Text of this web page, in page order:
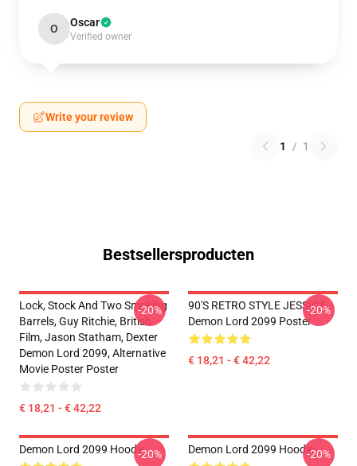
O Oscar
Verified owner
Write your review
1 / 1
Bestsellersproducten
Lock, Stock And Two Smoking
Barrels, Guy Ritchie, British
Film, Jason Statham, Dexter
Demon Lord 2099, Alternative
Movie Poster Poster
€ 18,21 - € 42,22
-20%
90'S RETRO STYLE JESSICA
Demon Lord 2099 Poster
€ 18,21 - € 42,22
-20%
Demon Lord 2099 Hoodie-20% Demon Lord 2099 Hoodie-20%